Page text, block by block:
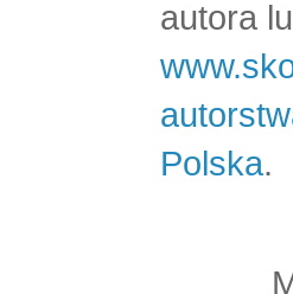
autora
Polska.